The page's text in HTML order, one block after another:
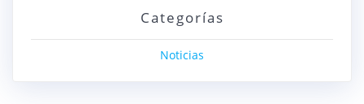
Categorías
Noticias